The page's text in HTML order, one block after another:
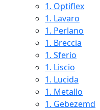
1. Optiflex
1. Lavaro
1. Perlano
1. Breccia
1. Sferio
1. Liscio
1. Lucida
1. Metallo
1. Gebezemd